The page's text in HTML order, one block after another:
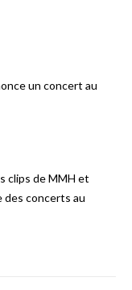
un concert au
clips de MMH et
des concerts au